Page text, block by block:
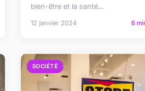
bien-être et la santé...
12 janvier 2024 6
SOCIÉTÉ